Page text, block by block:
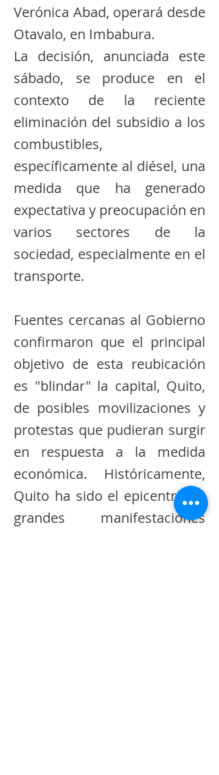
Verónica Abad, operará desde
Otavalo, en Imbabura.
​La decisión, anunciada este
sábado, se produce en el
contexto de la reciente
eliminación del subsidio a los
combustibles,
específicamente al diésel, una
medida que ha generado
expectativa y preocupación en
varios sectores de la
sociedad, especialmente en el
transporte.
​Fuentes cercanas al Gobierno
confirmaron que el principal
objetivo de esta reubicación
es "blindar" la capital, Quito,
de posibles movilizaciones y
protestas que pudieran surgir
en respuesta a la medida
económica. Históricamente,
Quito ha sido el epicentro de
grandes manifestaciones